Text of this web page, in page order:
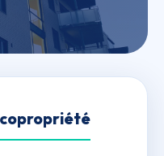
DE
copropriété